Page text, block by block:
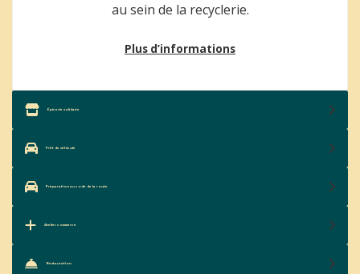
au sein de la recyclerie.
Plus d’informations
Épicerie solidaire
Prêt de véhicule
Préparation au code de la route
Atelier commerce
Restauration